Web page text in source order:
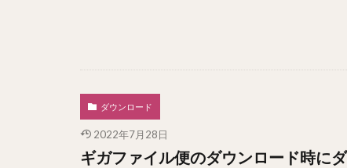
ダウンロード
2022年7月28日
ギガファイル便のダウンロード時に